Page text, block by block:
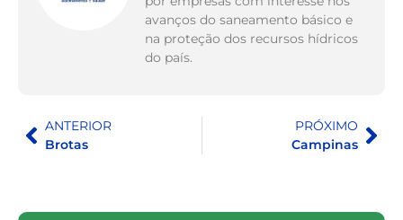
avanços do saneamento básico e
na proteção dos recursos hídricos
do país.
ANTERIOR
Brotas
PRÓXIMO
Campinas